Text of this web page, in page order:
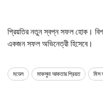
প্রিয়তির নতুন স্বপ্ন সফল হোক।
একজন সফল অভিনেত্রী হিসেবে।
মডেল মাকসুদা আকতার প্রিয়ত মিস